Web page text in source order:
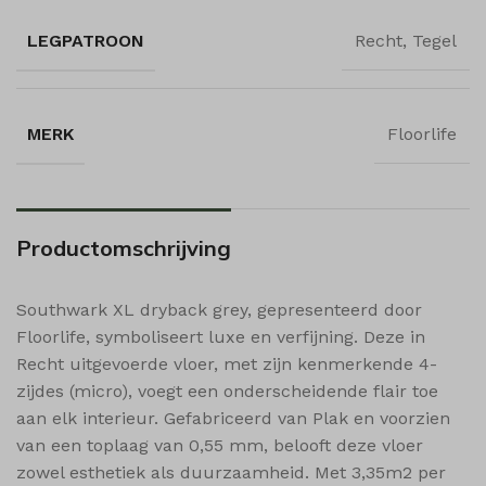
LEGPATROON Recht, Tegel
MERK Floorlife
Productomschrijving
Southwark XL dryback grey, gepresenteerd door
Floorlife, symboliseert luxe en verfijning. Deze in
Recht uitgevoerde vloer, met zijn kenmerkende 4-
zijdes (micro), voegt een onderscheidende flair toe
aan elk interieur. Gefabriceerd van Plak en voorzien
van een toplaag van 0,55 mm, belooft deze vloer
zowel esthetiek als duurzaamheid. Met 3,35m2 per
shop_view
woodmart_wishlist_products